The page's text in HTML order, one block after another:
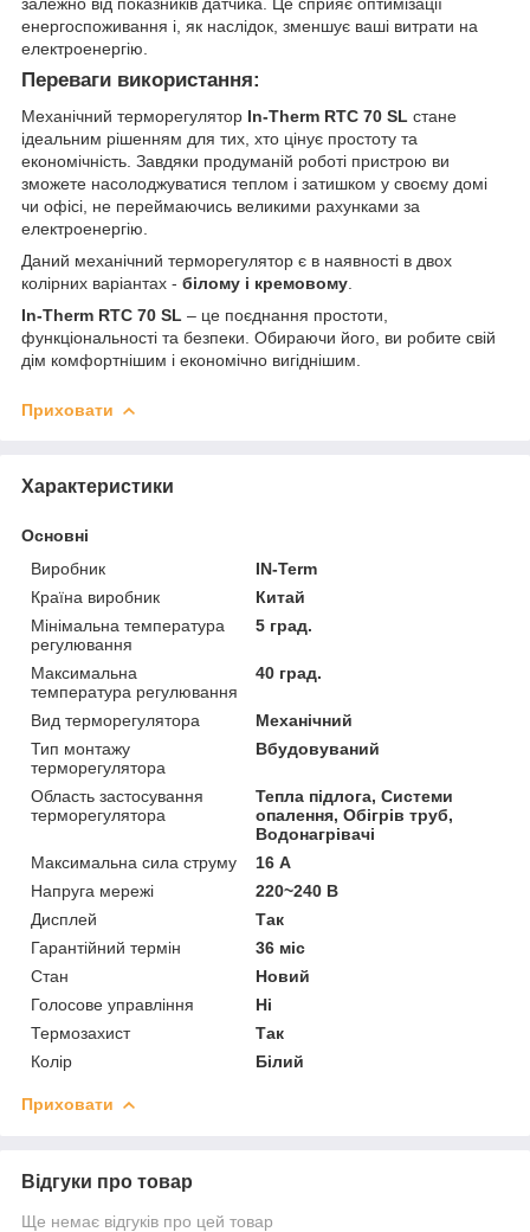
енергоспоживання і, як наслідок, зменшує ваші витрати на
електроенергію.
Переваги використання:
Механічний терморегулятор In-Therm RTC 70 SL стане
ідеальним рішенням для тих, хто цінує простоту та
економічність. Завдяки продуманій роботі пристрою ви
зможете насолоджуватися теплом і затишком у своєму домі
чи офісі, не переймаючись великими рахунками за
електроенергію.
Даний механічний терморегулятор є в наявності в двох
колірних варіантах - білому і кремовому
In-Therm RTC 70 SL – це поєднання простоти,
функціональності та безпеки. Обираючи його, ви робите свій
дім комфортнішим і економічно вигіднішим.
Приховати
Характеристики
Основні
Виробник
IN-Term
Країна виробник
Китай
Мінімальна температура
регулювання
5 град.
Максимальна
температура регулювання
40 град.
Вид терморегулятора
Механічний
Тип монтажу
терморегулятора
Вбудовуваний
Область застосування
терморегулятора
Тепла підлога, Системи
опалення, Обігрів труб,
Водонагрівачі
Максимальна сила струму
16 А
Напруга мережі
220~240 В
Дисплей
Так
Гарантійний термін
36 міс
Стан
Новий
Голосове управління
Ні
Термозахист
Так
Колір
Білий
Приховати
Відгуки про товар
Ще немає відгуків про цей товар